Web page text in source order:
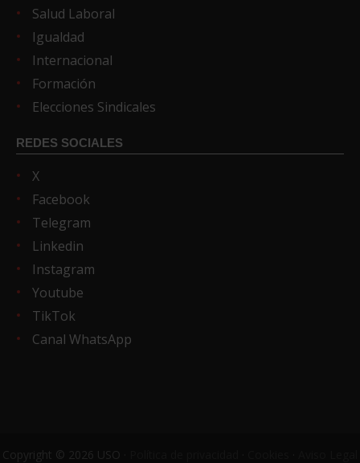
Salud Laboral
Igualdad
Internacional
Formación
Elecciones Sindicales
REDES SOCIALES
X
Facebook
Telegram
Linkedin
Instagram
Youtube
TikTok
Canal WhatsApp
Copyright © 2026 USO ·